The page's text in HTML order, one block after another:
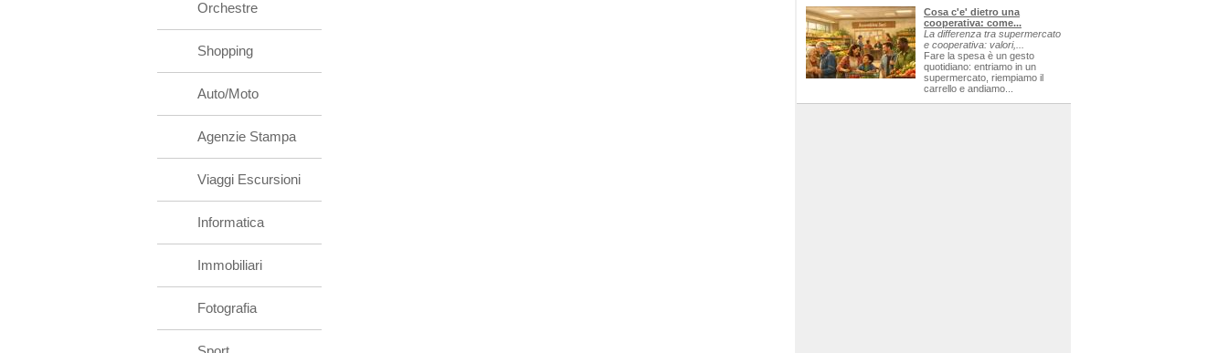
Orchestre
Shopping
Auto/Moto
Agenzie Stampa
Viaggi Escursioni
Informatica
Immobiliari
Fotografia
Cosa c'e' dietro una
cooperativa: come...
La differenza tra supermercato
e cooperativa: valori,...
Fare la spesa è un gesto
quotidiano: entriamo in un
supermercato, riempiamo il
carrello e andiamo...